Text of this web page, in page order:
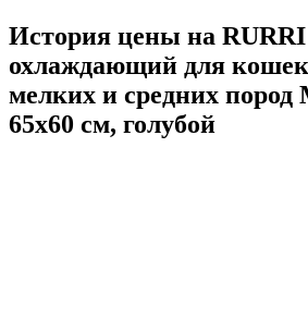
История цены на
охлаждающий для кошек
мелких и средних пород
65х60 см, голубой